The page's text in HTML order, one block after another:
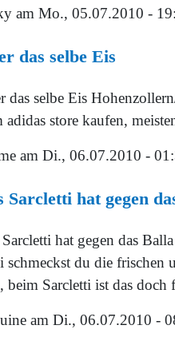
am Mo., 05.07.2010 -
das selbe Eis
das selbe Eis
adidas store kaufen,
am Di., 06.07.2010 -
Sarcletti hat gegen
Sarcletti hat gegen das
schmeckst du die
beim Sarcletti ist das doch
am Di., 06.07.2010 -